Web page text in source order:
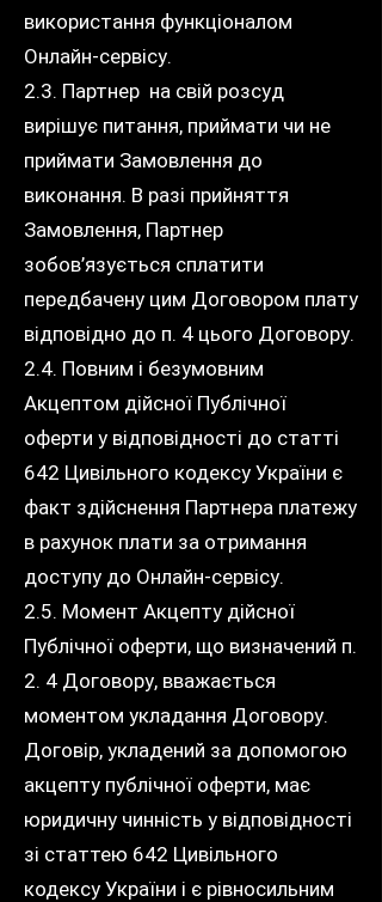
використання функціоналом
Онлайн-сервісу.
2.3. Партнер на свій розсуд
вирішує питання, приймати чи не
приймати Замовлення до
виконання. В разі прийняття
Замовлення, Партнер
зобов’язується сплатити
передбачену цим Договором плату
відповідно до п. 4 цього Договору.
2.4. Повним і безумовним
Акцептом дійсної Публічної
оферти у відповідності до статті
642 Цивільного кодексу України є
факт здійснення Партнера платежу
в рахунок плати за отримання
доступу до Онлайн-сервісу.
2.5. Момент Акцепту дійсної
Публічної оферти, що визначений п.
2. 4 Договору, вважається
моментом укладання Договору.
Договір, укладений за допомогою
акцепту публічної оферти, має
юридичну чинність у відповідності
зі статтею 642 Цивільного
кодексу України і є рівносильним